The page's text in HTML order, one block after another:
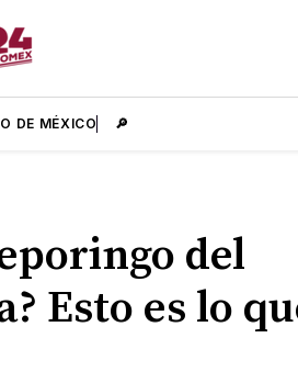
DE MÉXICO 🔎
del
Esto es lo